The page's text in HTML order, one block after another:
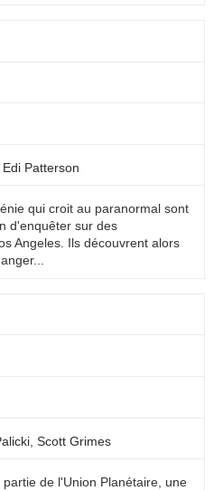
Edi Patterson
qui croit au paranormal sont
d'enquêter sur des
Angeles. Ils découvrent alors
Scott Grimes
de l'Union Planétaire, une